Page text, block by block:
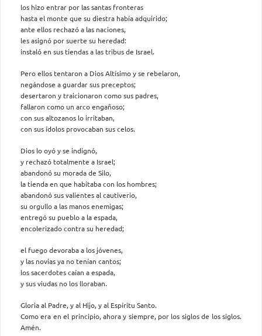
los hizo entrar por las santas fronteras
hasta el monte que su diestra había adquirido;
ante ellos rechazó a las naciones,
les asignó por suerte su heredad:
instaló en sus tiendas a las tribus de Israel.
Pero ellos tentaron a Dios Altísimo y se rebelaron,
negándose a guardar sus preceptos;
desertaron y traicionaron como sus padres,
fallaron como un arco engañoso;
con sus altozanos lo irritaban,
con sus ídolos provocaban sus celos.
Dios lo oyó y se indignó,
y rechazó totalmente a Israel;
abandonó su morada de Silo,
la tienda en que habitaba con los hombres;
abandonó sus valientes al cautiverio,
su orgullo a las manos enemigas;
entregó su pueblo a la espada,
encolerizado contra su heredad;
el fuego devoraba a los jóvenes,
y las novias ya no tenían cantos;
los sacerdotes caían a espada,
y sus viudas no los lloraban.
Gloria al Padre, y al Hijo, y al Espíritu Santo.
Como era en el principio, ahora y siempre, por los siglos de los siglos.
Amén.